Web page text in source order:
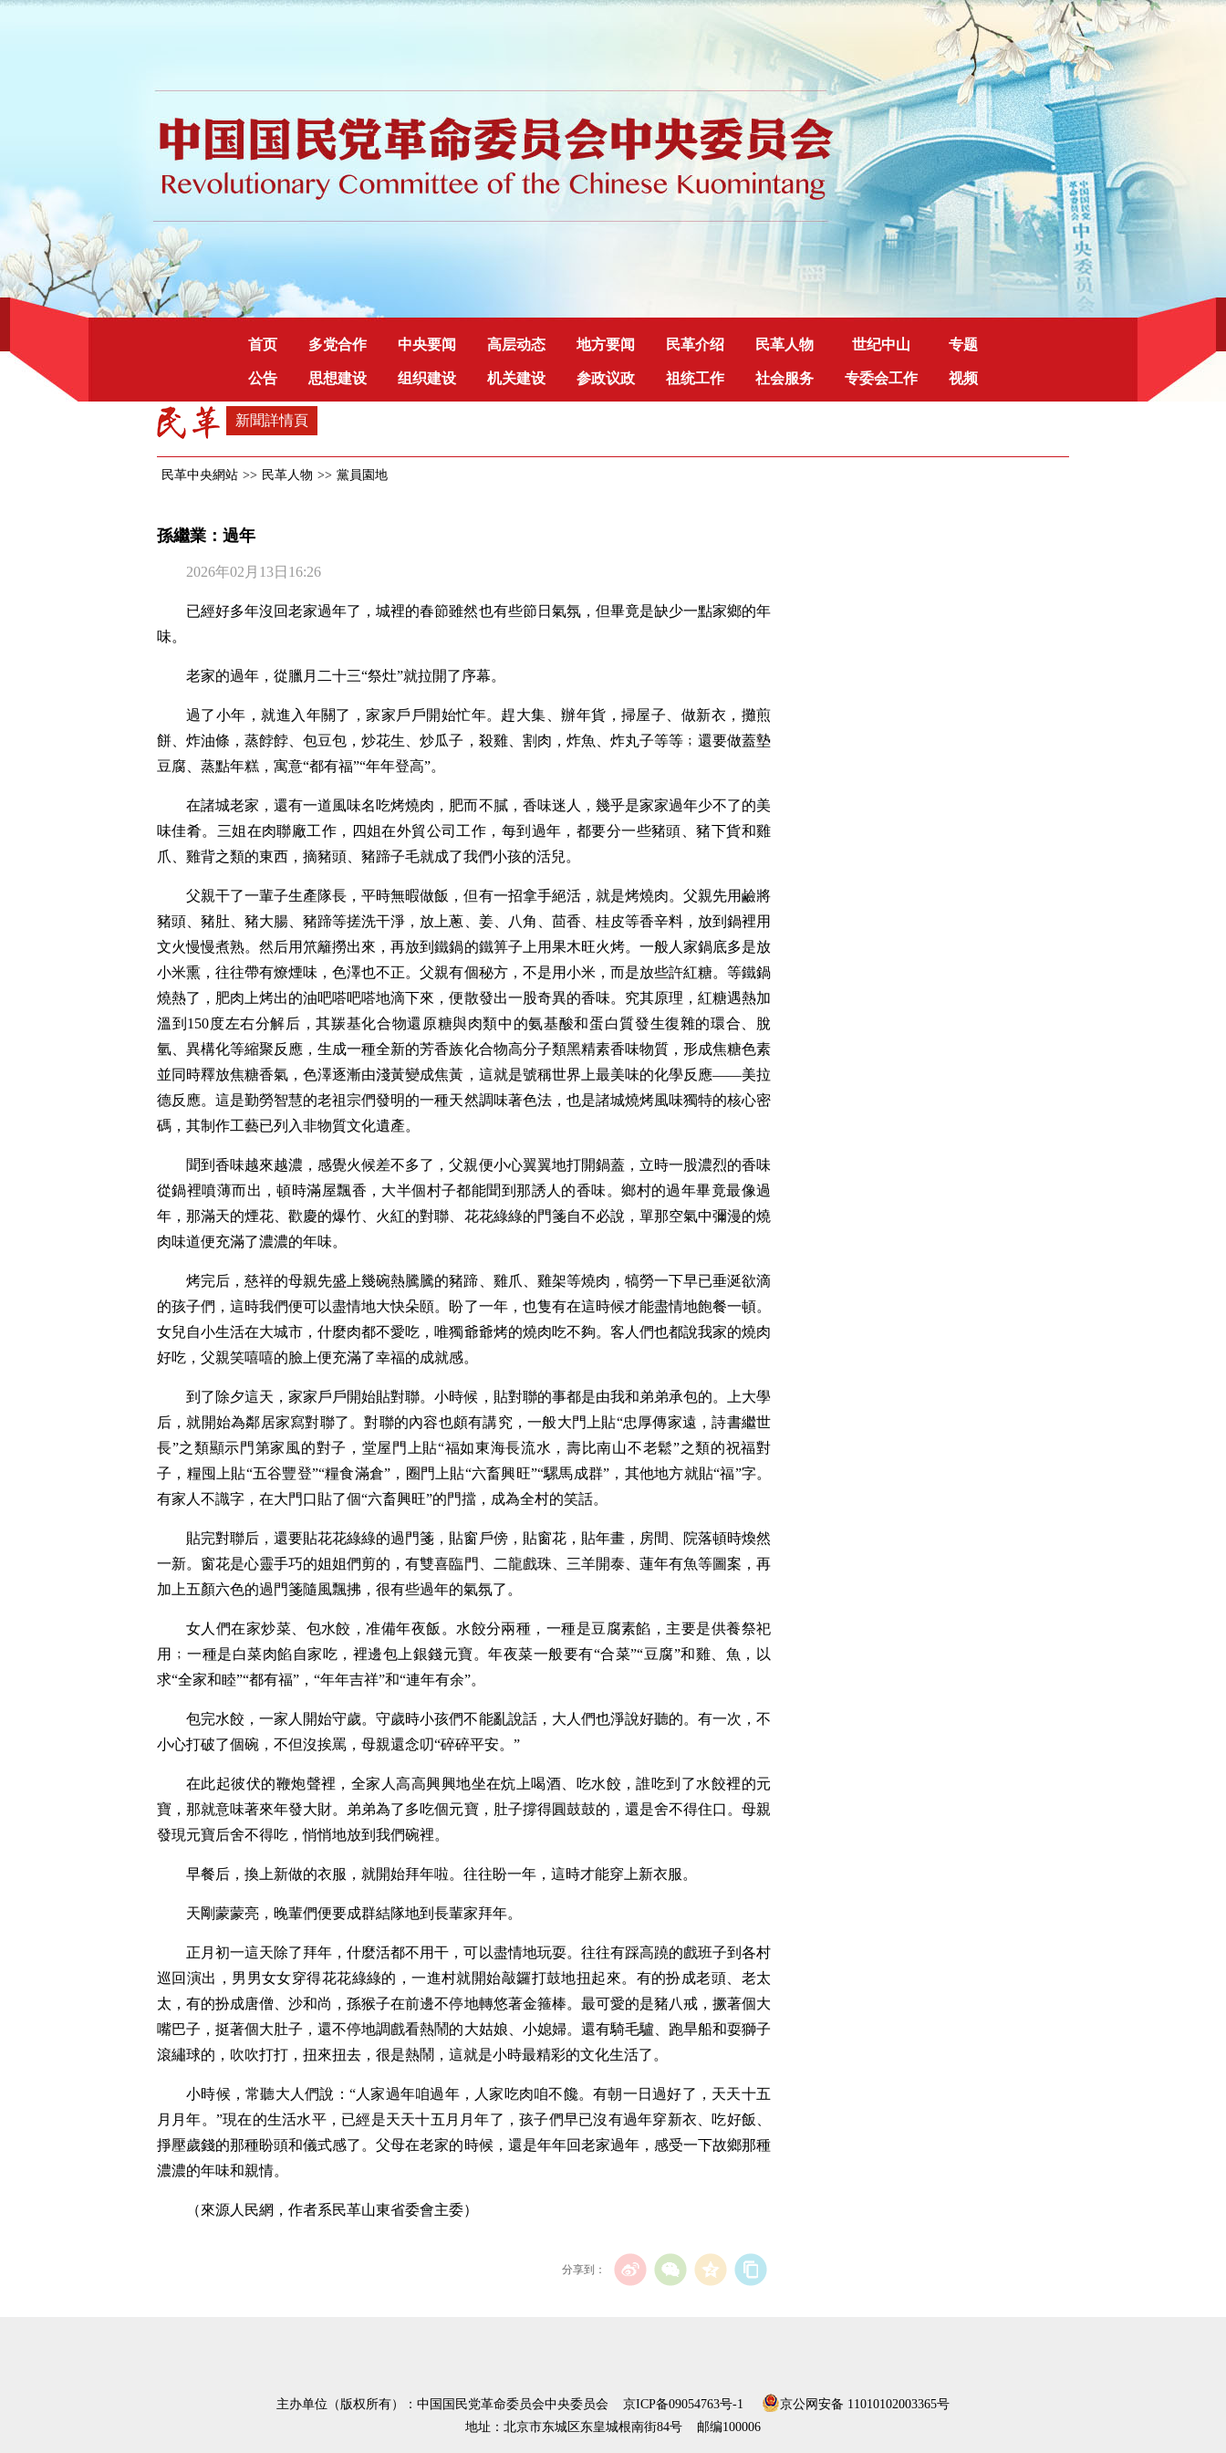
首页 多党合作 中央要闻 高层动态 地方要闻 民革介绍 民革人物 世纪中山 专题
公告 思想建设 组织建设 机关建设 参政议政 祖统工作 社会服务 专委会工作 视频
新聞詳情頁
民革中央網站 >> 民革人物 >> 黨員園地
孫繼業：過年
2026年02月13日16:26
已經好多年沒回老家過年了，城裡的春節雖然也有些節日氣氛，但畢竟是缺少一點家鄉的年
味。
老家的過年，從臘月二十三“祭灶”就拉開了序幕。
過了小年，就進入年關了，家家戶戶開始忙年。趕大集、辦年貨，掃屋子、做新衣，攤煎
餅、炸油條，蒸餑餑、包豆包，炒花生、炒瓜子，殺雞、割肉，炸魚、炸丸子等等﹔還要做蓋墊
豆腐、蒸點年糕，寓意“都有福”“年年登高”。
在諸城老家，還有一道風味名吃烤燒肉，肥而不膩，香味迷人，幾乎是家家過年少不了的美
味佳肴。三姐在肉聯廠工作，四姐在外貿公司工作，每到過年，都要分一些豬頭、豬下貨和雞
爪、雞背之類的東西，摘豬頭、豬蹄子毛就成了我們小孩的活兒。
父親干了一輩子生產隊長，平時無暇做飯，但有一招拿手絕活，就是烤燒肉。父親先用鹼將
豬頭、豬肚、豬大腸、豬蹄等搓洗干淨，放上蔥、姜、八角、茴香、桂皮等香辛料，放到鍋裡用
文火慢慢煮熟。然后用笊籬撈出來，再放到鐵鍋的鐵箅子上用果木旺火烤。一般人家鍋底多是放
小米熏，往往帶有燎煙味，色澤也不正。父親有個秘方，不是用小米，而是放些許紅糖。等鐵鍋
燒熱了，肥肉上烤出的油吧嗒吧嗒地滴下來，便散發出一股奇異的香味。究其原理，紅糖遇熱加
溫到150度左右分解后，其羰基化合物還原糖與肉類中的氨基酸和蛋白質發生復雜的環合、脫
氫、異構化等縮聚反應，生成一種全新的芳香族化合物高分子類黑精素香味物質，形成焦糖色素
並同時釋放焦糖香氣，色澤逐漸由淺黃變成焦黃，這就是號稱世界上最美味的化學反應——美拉
德反應。這是勤勞智慧的老祖宗們發明的一種天然調味著色法，也是諸城燒烤風味獨特的核心密
碼，其制作工藝已列入非物質文化遺產。
聞到香味越來越濃，感覺火候差不多了，父親便小心翼翼地打開鍋蓋，立時一股濃烈的香味
從鍋裡噴薄而出，頓時滿屋飄香，大半個村子都能聞到那誘人的香味。鄉村的過年畢竟最像過
年，那滿天的煙花、歡慶的爆竹、火紅的對聯、花花綠綠的門箋自不必說，單那空氣中彌漫的燒
肉味道便充滿了濃濃的年味。
烤完后，慈祥的母親先盛上幾碗熱騰騰的豬蹄、雞爪、雞架等燒肉，犒勞一下早已垂涎欲滴
的孩子們，這時我們便可以盡情地大快朵頤。盼了一年，也隻有在這時候才能盡情地飽餐一頓。
女兒自小生活在大城市，什麼肉都不愛吃，唯獨爺爺烤的燒肉吃不夠。客人們也都說我家的燒肉
好吃，父親笑嘻嘻的臉上便充滿了幸福的成就感。
到了除夕這天，家家戶戶開始貼對聯。小時候，貼對聯的事都是由我和弟弟承包的。上大學
后，就開始為鄰居家寫對聯了。對聯的內容也頗有講究，一般大門上貼“忠厚傳家遠，詩書繼世
長”之類顯示門第家風的對子，堂屋門上貼“福如東海長流水，壽比南山不老鬆”之類的祝福對
子，糧囤上貼“五谷豐登”“糧食滿倉”，圈門上貼“六畜興旺”“騾馬成群”，其他地方就貼“福”字。
有家人不識字，在大門口貼了個“六畜興旺”的門擋，成為全村的笑話。
貼完對聯后，還要貼花花綠綠的過門箋，貼窗戶傍，貼窗花，貼年畫，房間、院落頓時煥然
一新。窗花是心靈手巧的姐姐們剪的，有雙喜臨門、二龍戲珠、三羊開泰、蓮年有魚等圖案，再
加上五顏六色的過門箋隨風飄拂，很有些過年的氣氛了。
女人們在家炒菜、包水餃，准備年夜飯。水餃分兩種，一種是豆腐素餡，主要是供養祭祀
用﹔一種是白菜肉餡自家吃，裡邊包上銀錢元寶。年夜菜一般要有“合菜”“豆腐”和雞、魚，以
求“全家和睦”“都有福”，“年年吉祥”和“連年有余”。
包完水餃，一家人開始守歲。守歲時小孩們不能亂說話，大人們也淨說好聽的。有一次，不
小心打破了個碗，不但沒挨罵，母親還念叨“碎碎平安。”
在此起彼伏的鞭炮聲裡，全家人高高興興地坐在炕上喝酒、吃水餃，誰吃到了水餃裡的元
寶，那就意味著來年發大財。弟弟為了多吃個元寶，肚子撐得圓鼓鼓的，還是舍不得住口。母親
發現元寶后舍不得吃，悄悄地放到我們碗裡。
早餐后，換上新做的衣服，就開始拜年啦。往往盼一年，這時才能穿上新衣服。
天剛蒙蒙亮，晚輩們便要成群結隊地到長輩家拜年。
正月初一這天除了拜年，什麼活都不用干，可以盡情地玩耍。往往有踩高蹺的戲班子到各村
巡回演出，男男女女穿得花花綠綠的，一進村就開始敲鑼打鼓地扭起來。有的扮成老頭、老太
太，有的扮成唐僧、沙和尚，孫猴子在前邊不停地轉悠著金箍棒。最可愛的是豬八戒，撅著個大
嘴巴子，挺著個大肚子，還不停地調戲看熱鬧的大姑娘、小媳婦。還有騎毛驢、跑旱船和耍獅子
滾繡球的，吹吹打打，扭來扭去，很是熱鬧，這就是小時最精彩的文化生活了。
小時候，常聽大人們說：“人家過年咱過年，人家吃肉咱不饞。有朝一日過好了，天天十五
月月年。”現在的生活水平，已經是天天十五月月年了，孩子們早已沒有過年穿新衣、吃好飯、
掙壓歲錢的那種盼頭和儀式感了。父母在老家的時候，還是年年回老家過年，感受一下故鄉那種
濃濃的年味和親情。
（來源人民網，作者系民革山東省委會主委）
分享到：
主办单位（版权所有）：中国国民党革命委员会中央委员会 京ICP备09054763号-1
京公网安备 11010102003365号
地址：北京市东城区东皇城根南街84号 邮编100006